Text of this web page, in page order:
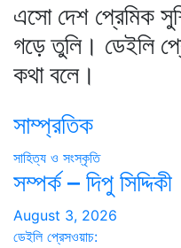
এসো দেশ প্রেমিক
গড়ে তুলি। ডেইলি
কথা বলে।
সাম্প্রতিক
সাহিত্য ও সংস্কৃতি
সম্পর্ক – দিপু সিদ্দিকী
August 3, 2026
ডেইলি প্রেসওয়াচ: